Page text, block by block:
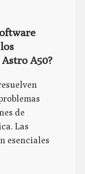
A50?
de
Las
esenciales